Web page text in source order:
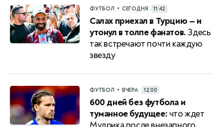
ФУТБОЛ • СЕГОДНЯ 11:42
Салах приехал в Турцию — и
утонул в толпе фанатов.Здесь
так встречают почти каждую
звезду
ФУТБОЛ • ВЧЕРА 12:00
600 дней без футбола и
туманное будущее: что ждет